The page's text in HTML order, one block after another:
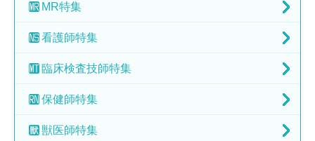
MR特集
看護師特集
臨床検査技師特集
保健師特集
獣医師特集